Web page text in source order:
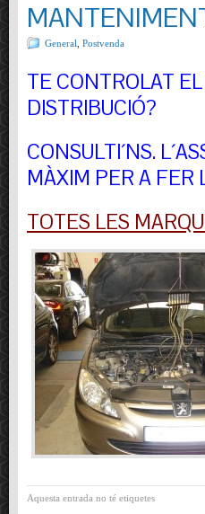
General Postvenda
TE CONTROLAT
DISTRIBUCIÓ?
CONSULTI´NS.
MÀXIM PER A FER
TOTES LES
Aquesta entrada no té etiquetes